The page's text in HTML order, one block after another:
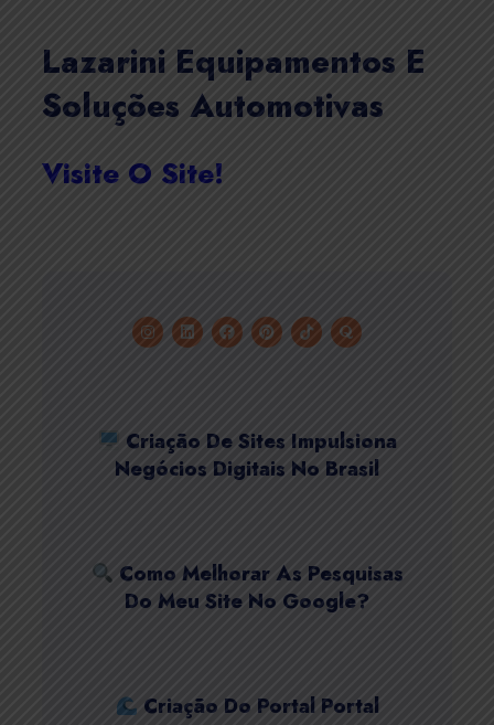
Lazarini Equipamentos E
Soluções Automotivas
Visite O Site!
Criação De Sites Impulsiona
Negócios Digitais No Brasil
Como Melhorar As Pesquisas
Do Meu Site No Google?
Criação Do Portal Portal